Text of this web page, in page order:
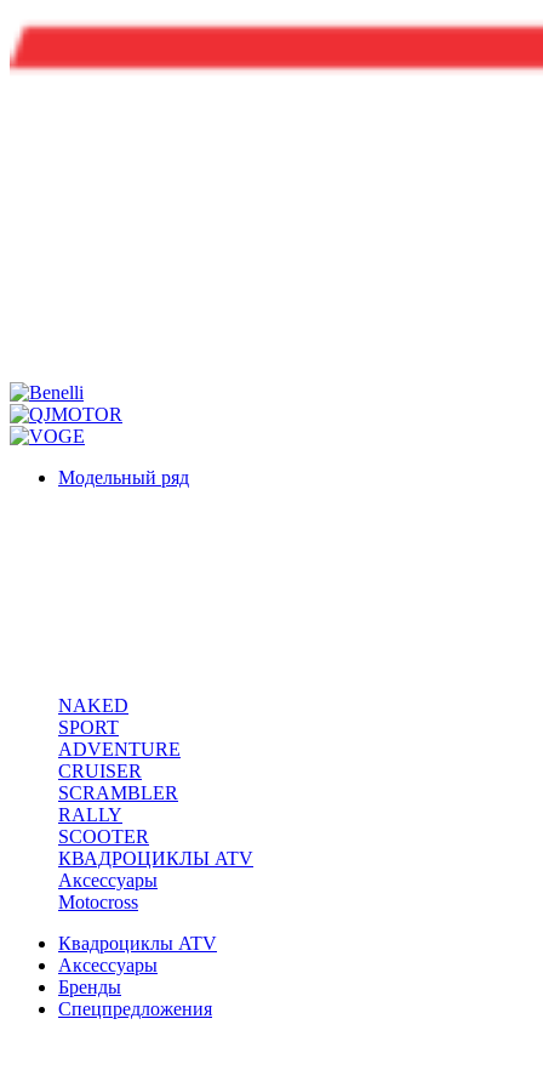
Модельный ряд
NAKED
SPORT
ADVENTURE
CRUISER
SCRAMBLER
RALLY
SCOOTER
КВАДРОЦИКЛЫ ATV
Аксессуары
Motocross
Квадроциклы ATV
Аксессуары
Бренды
Спецпредложения